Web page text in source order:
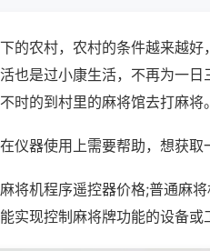
的农村，农村的条件越来越
也是过小康生活，不再为一
时的到村里的麻将馆去打麻将
仪器使用上需要帮助，想获
将机程序遥控器价格;普通麻
实现控制麻将牌功能的设备或